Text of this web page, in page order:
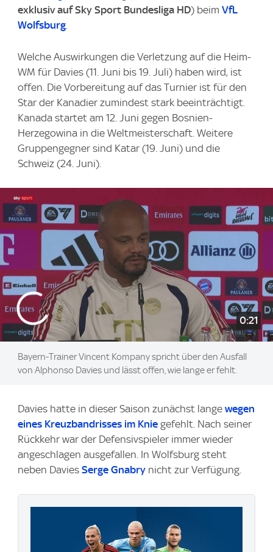
exklusiv auf Sky Sport Bundesliga HD) beim VfL
Wolfsburg.
Welche Auswirkungen die Verletzung auf die Heim-
WM für Davies (11. Juni bis 19. Juli) haben wird, ist
offen. Die Vorbereitung auf das Turnier ist für den
Star der Kanadier zumindest stark beeinträchtigt.
Kanada startet am 12. Juni gegen Bosnien-
Herzegowina in die Weltmeisterschaft. Weitere
Gruppengegner sind Katar (19. Juni) und die
Schweiz (24. Juni).
0:21
Bayern-Trainer Vincent Kompany spricht über den Ausfall
von Alphonso Davies und lässt offen, wie lange er fehlt.
Davies hatte in dieser Saison zunächst lange wegen
eines Kreuzbandrisses im Knie gefehlt. Nach seiner
Rückkehr war der Defensivspieler immer wieder
angeschlagen ausgefallen. In Wolfsburg steht
neben Davies Serge Gnabry nicht zur Verfügung.